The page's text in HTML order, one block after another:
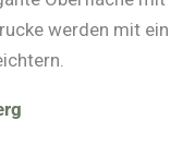
werden mit